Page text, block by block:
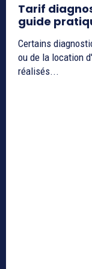
Tarif
guide
Certains
ou de la location
réalisés...